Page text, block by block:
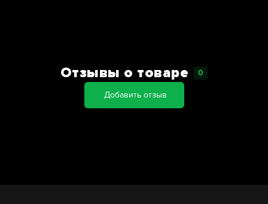
Отзывы о товаре 0
Добавить отзыв